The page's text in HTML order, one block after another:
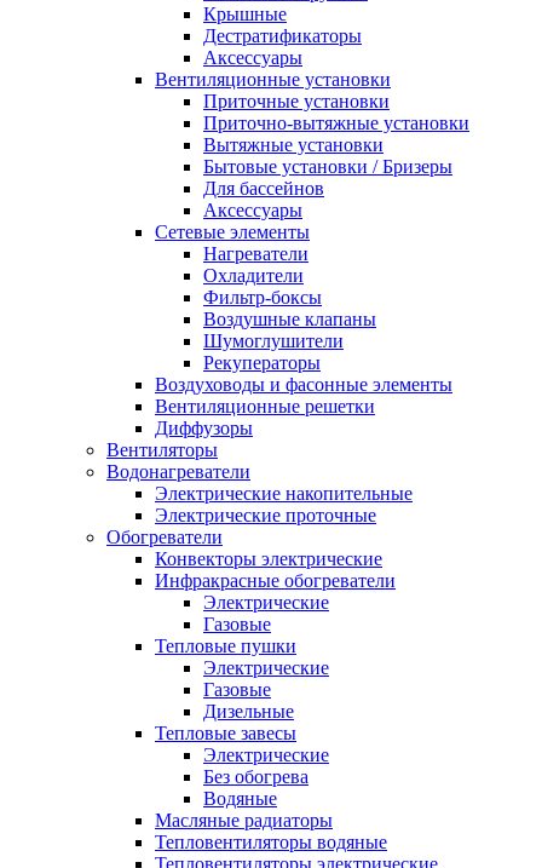
Крышные
Дестратификаторы
Аксессуары
Вентиляционные установки
Приточные установки
Приточно-вытяжные установки
Вытяжные установки
Бытовые установки / Бризеры
Для бассейнов
Аксессуары
Сетевые элементы
Нагреватели
Охладители
Фильтр-боксы
Воздушные клапаны
Шумоглушители
Рекуператоры
Воздуховоды и фасонные элементы
Вентиляционные решетки
Диффузоры
Вентиляторы
Водонагреватели
Электрические накопительные
Электрические проточные
Обогреватели
Конвекторы электрические
Инфракрасные обогреватели
Электрические
Газовые
Тепловые пушки
Электрические
Газовые
Дизельные
Тепловые завесы
Электрические
Без обогрева
Водяные
Масляные радиаторы
Тепловентиляторы водяные
Тепловентиляторы электрические